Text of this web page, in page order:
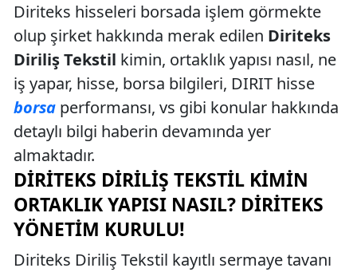
Diriteks hisseleri borsada işlem görmekte
olup şirket hakkında merak edilen Diriteks
Diriliş Tekstil kimin, ortaklık yapısı nasıl, ne
iş yapar, hisse, borsa bilgileri, DIRIT hisse
borsa performansı, vs gibi konular hakkında
detaylı bilgi haberin devamında yer
almaktadır.
DIRITEKS DIRILIŞ TEKSTIL KIMIN
ORTAKLIK YAPISI NASIL? DIRITEKS
YÖNETIM KURULU!
Diriteks Diriliş Tekstil kayıtlı sermaye tavanı